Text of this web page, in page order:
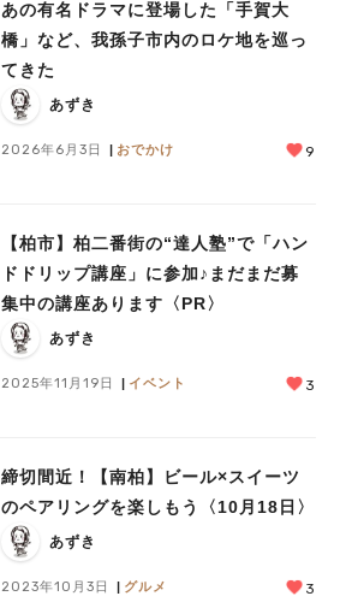
あの有名ドラマに登場した「手賀大
橋」など、我孫子市内のロケ地を巡っ
てきた
あずき
2026年6月3日 おでかけ 9
【柏市】柏二番街の“達人塾”で「ハン
ドドリップ講座」に参加♪まだまだ募
集中の講座あります〈PR〉
あずき
2025年11月19日 イベント 3
締切間近！【南柏】ビール×スイーツ
のペアリングを楽しもう〈10月18日〉
あずき
2023年10月3日 グルメ 3